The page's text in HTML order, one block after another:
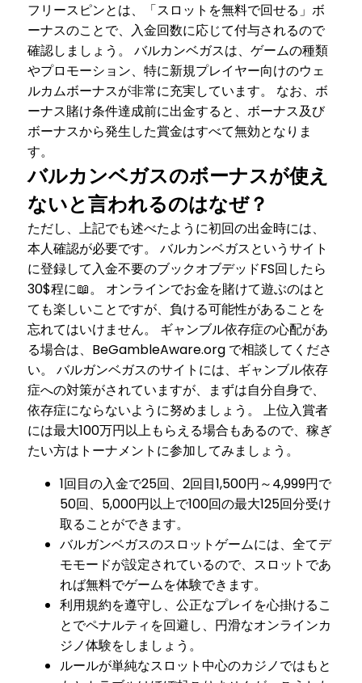
フリースピンとは、「スロットを無料で回せる」ボ
ーナスのことで、入金回数に応じて付与されるので
確認しましょう。 バルカンベガスは、ゲームの種類
やプロモーション、特に新規プレイヤー向けのウェ
ルカムボーナスが非常に充実しています。 なお、ボ
ーナス賭け条件達成前に出金すると、ボーナス及び
ボーナスから発生した賞金はすべて無効となりま
す。
バルカンベガスのボーナスが使え
ないと言われるのはなぜ？
ただし、上記でも述べたように初回の出金時には、
本人確認が必要です。 バルカンベガスというサイト
に登録して入金不要のブックオブデッドFS回したら
30$程に📖。 オンラインでお金を賭けて遊ぶのはと
ても楽しいことですが、負ける可能性があることを
忘れてはいけません。 ギャンブル依存症の心配があ
る場合は、BeGambleAware.org で相談してくださ
い。 バルガンベガスのサイトには、ギャンブル依存
症への対策がされていますが、まずは自分自身で、
依存症にならないように努めましょう。 上位入賞者
には最大100万円以上もらえる場合もあるので、稼ぎ
たい方はトーナメントに参加してみましょう。
1回目の入金で25回、2回目1,500円～4,999円で
50回、5,000円以上で100回の最大125回分受け
取ることができます。
バルガンベガスのスロットゲームには、全てデ
モモードが設定されているので、スロットであ
れば無料でゲームを体験できます。
利用規約を遵守し、公正なプレイを心掛けるこ
とでペナルティを回避し、円滑なオンラインカ
ジノ体験をしましょう。
ルールが単純なスロット中心のカジノではもと